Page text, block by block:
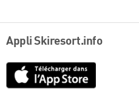
Appli Skiresort.info